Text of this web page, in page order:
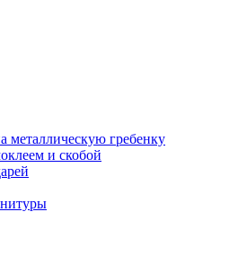
металлическую гребенку
и скобой